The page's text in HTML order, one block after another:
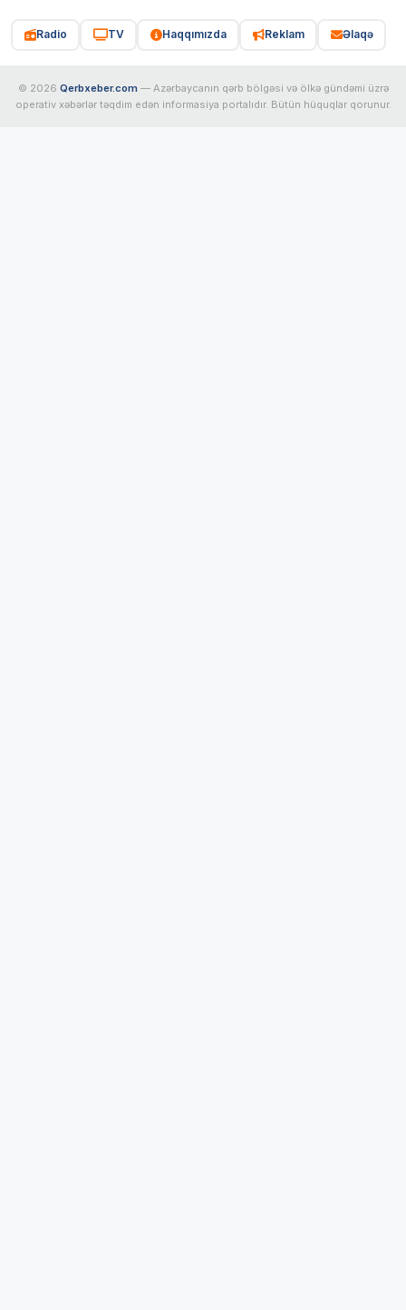
Radio TV Haqqımızda Reklam Əlaqə
© 2026 Qerbxeber.com — Azərbaycanın qərb bölgəsi və ölkə gündəmi üzrə
operativ xəbərlər təqdim edən informasiya portalıdır. Bütün hüquqlar qorunur.